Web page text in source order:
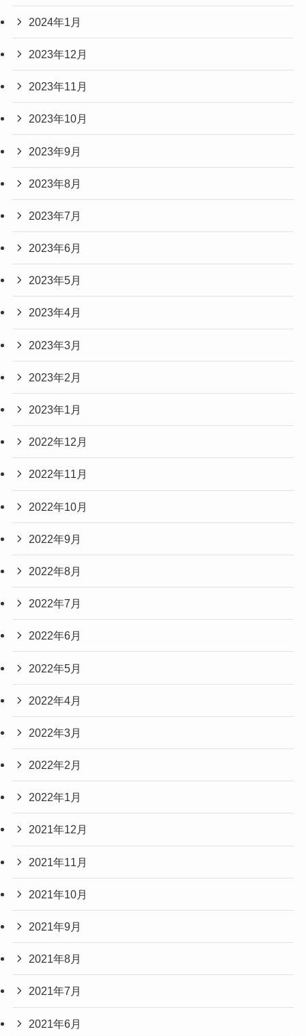
2024年1月
2023年12月
2023年11月
2023年10月
2023年9月
2023年8月
2023年7月
2023年6月
2023年5月
2023年4月
2023年3月
2023年2月
2023年1月
2022年12月
2022年11月
2022年10月
2022年9月
2022年8月
2022年7月
2022年6月
2022年5月
2022年4月
2022年3月
2022年2月
2022年1月
2021年12月
2021年11月
2021年10月
2021年9月
2021年8月
2021年7月
2021年6月